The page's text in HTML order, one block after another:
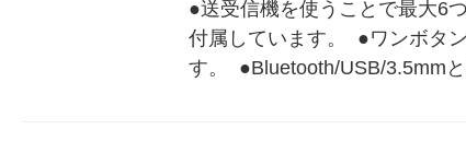
●送受信機を使うことで最大6
付属しています。  ●ワンボタ
す。  ●Bluetooth/USB/3.5mm